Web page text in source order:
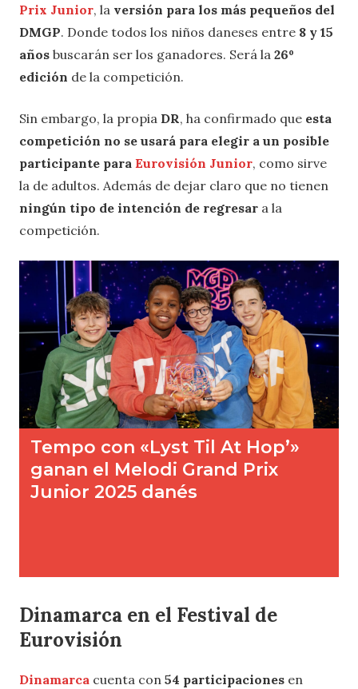
Prix Junior, la versión para los más pequeños del
DMGP. Donde todos los niños daneses entre 8 y 15
años buscarán ser los ganadores. Será la 26º
edición de la competición.
Sin embargo, la propia DR, ha confirmado que esta
competición no se usará para elegir a un posible
participante para Eurovisión Junior, como sirve
la de adultos. Además de dejar claro que no tienen
ningún tipo de intención de regresar a la
competición.
Dinamarca en el Festival de
Eurovisión
Dinamarca cuenta con 54 participaciones en